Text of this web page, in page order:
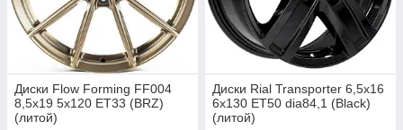
Диски Flow Forming FF004
8,5x19 5x120 ET33 (BRZ)
(литой)
Диски Rial Transporter 6,5x16
6x130 ET50 dia84,1 (Black)
(литой)